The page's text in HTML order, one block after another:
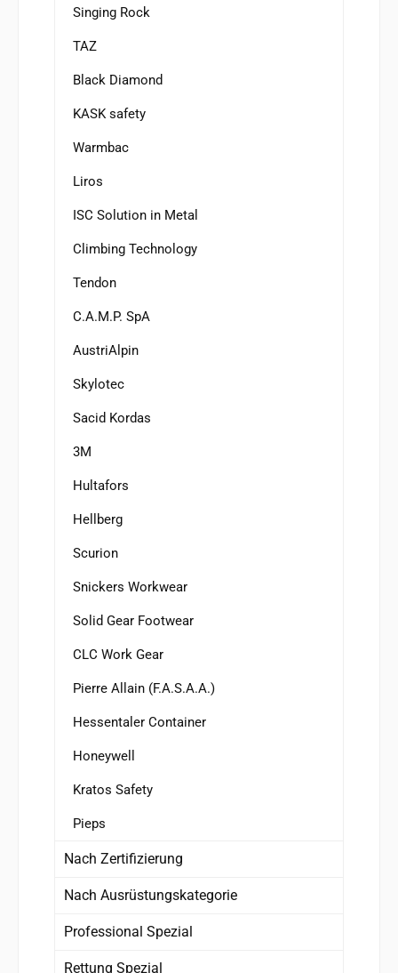
Singing Rock
TAZ
Black Diamond
KASK safety
Warmbac
Liros
ISC Solution in Metal
Climbing Technology
Tendon
C.A.M.P. SpA
AustriAlpin
Skylotec
Sacid Kordas
3M
Hultafors
Hellberg
Scurion
Snickers Workwear
Solid Gear Footwear
CLC Work Gear
Pierre Allain (F.A.S.A.A.)
Hessentaler Container
Honeywell
Kratos Safety
Pieps
Nach Zertifizierung
Nach Ausrüstungskategorie
Professional Spezial
Rettung Spezial